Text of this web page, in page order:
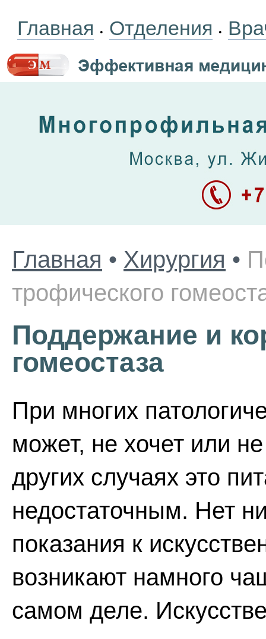
Главная • Отделения •
Главная • Хирургия •
трофического
Поддержание и
гомеостаза
При многих
может, не хочет или
других случаях это
недостаточным. Нет
показания к
возникают намного
самом деле.